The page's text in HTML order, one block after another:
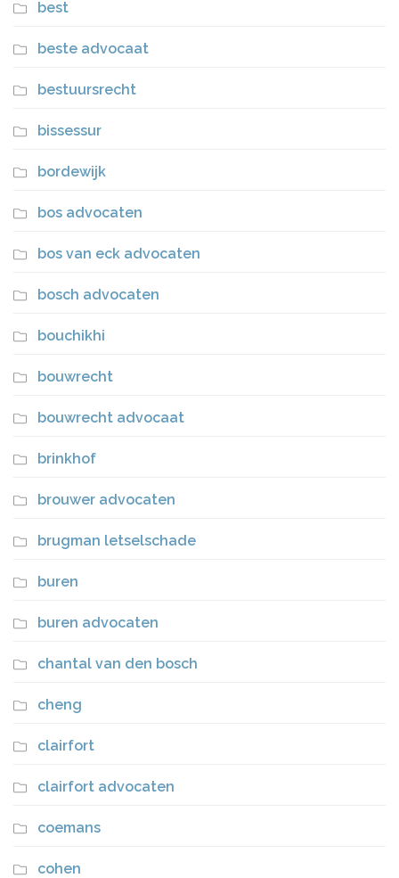
best
beste advocaat
bestuursrecht
bissessur
bordewijk
bos advocaten
bos van eck advocaten
bosch advocaten
bouchikhi
bouwrecht
bouwrecht advocaat
brinkhof
brouwer advocaten
brugman letselschade
buren
buren advocaten
chantal van den bosch
cheng
clairfort
clairfort advocaten
coemans
cohen